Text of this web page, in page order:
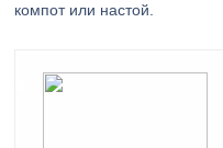
компот или настой.